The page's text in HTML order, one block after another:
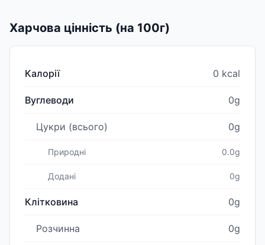
Харчова цінність (на 100г)
Калорії 0 kcal
Вуглеводи 0g
Цукри (всього) 0g
Природні 0.0g
Додані 0g
Клітковина 0g
Розчинна 0g